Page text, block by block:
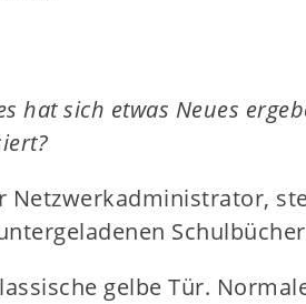
hat sich etwas Neues
Netzwerkadministrator,
gelbe Tür.